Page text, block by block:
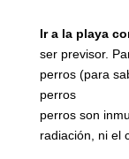
Ir a la playa
ser previsor.
perros (para
perros
perros son
radiación, ni el